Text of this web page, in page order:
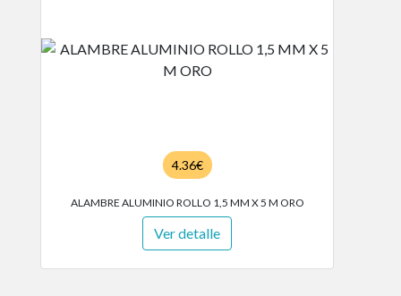
4.36€
ALAMBRE ALUMINIO ROLLO 1,5 MM X 5 M ORO
Ver detalle